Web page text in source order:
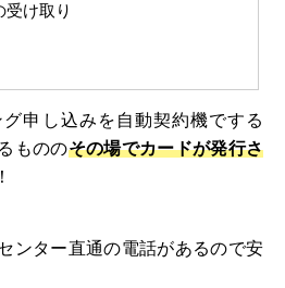
受け取り
申し込みを自動契約機でする
もののその場でカードが発行さ
ンター直通の電話があるので安